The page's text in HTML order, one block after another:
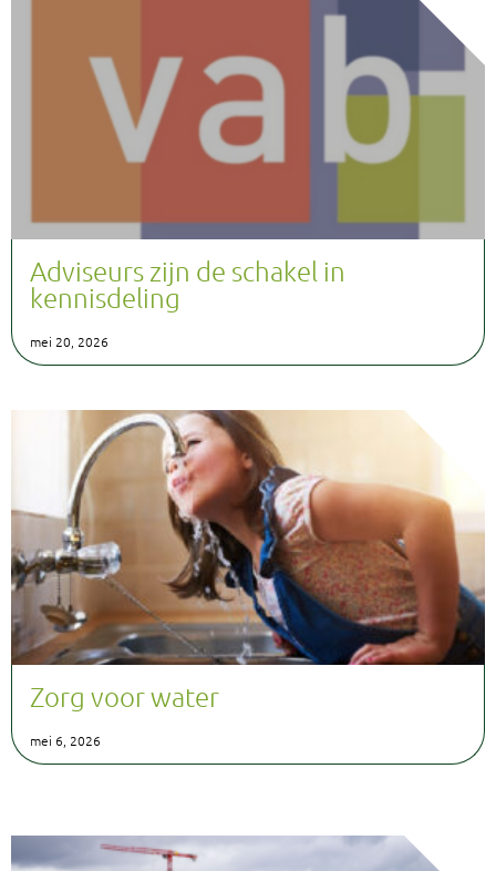
Adviseurs zijn de schakel in
kennisdeling
mei 20, 2026
Zorg voor water
mei 6, 2026